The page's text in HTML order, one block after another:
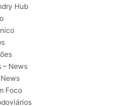
Hub
– News
Foco